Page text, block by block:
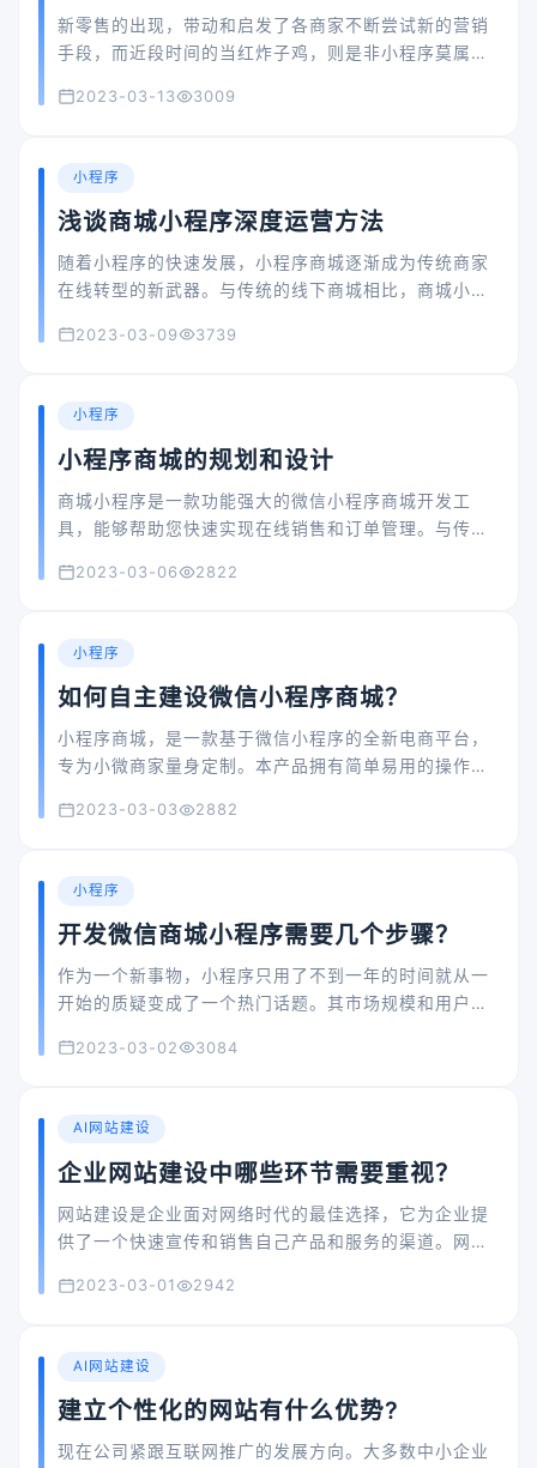
新零售的出现，带动和启发了各商家不断尝试新的营销
手段，而近段时间的当红炸子鸡，则是非小程序莫属
牌，广拓客源，没有一个商城小程序是不行的。不过很
新手可以用这种方法顺利生成自己的商城小程序，不需
要你懂任何技术或设计知识。
2023-03-13 3009
小程序
浅谈商城小程序深度运营方法
随着小程序的快速发展，小程序商城逐渐成为传统商家
在线转型的新武器。与传统的线下商城相比，商城小程
节等各种因素的影响。而且商城小程序本身就是一个基
中的资源和渠道，让用户不仅可以在商场消费，还可以
帮助我们推广。
2023-03-09 3739
小程序
小程序商城的规划和设计
商城小程序是一款功能强大的微信小程序商城开发工
具，能够帮助您快速实现在线销售和订单管理。与传统
速的特点，让您的产品和服务更加容易被顾客发现和购
2023-03-06 2822
小程序
如何自主建设微信小程序商城？
小程序商城，是一款基于微信小程序的全新电商平台，
专为小微商家量身定制。本产品拥有简单易用的操作界
单、支付、发货以及售后服务等全流程的管理。无需任
2023-03-03 2882
小程序
开发微信商城小程序需要几个步骤？
作为一个新事物，小程序只用了不到一年的时间就从一
开始的质疑变成了一个热门话题。其市场规模和用户数
商城的必要性，希望利用小程序结合场景，直接服务，
城的必要性。开发一个商场小程序需要哪些步骤？
2023-03-02 3084
AI网站建设
企业网站建设中哪些环节需要重视？
网站建设是企业面对网络时代的最佳选择，它为企业提
供了一个快速宣传和销售自己产品和服务的渠道。网站
空间，而且可以为企业提供节省成本、提高效率的营销
2023-03-01 2942
AI网站建设
建立个性化的网站有什么优势?
现在公司紧跟互联网推广的发展方向。大多数中小企业